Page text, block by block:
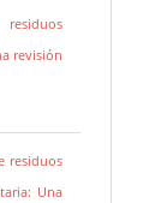
revisión
residuos
Una